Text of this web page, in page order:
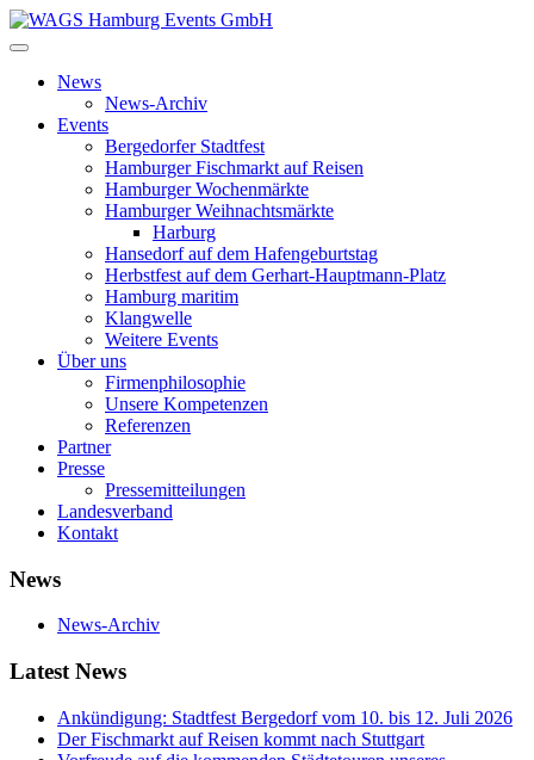
News
News-Archiv
Events
Bergedorfer Stadtfest
Hamburger Fischmarkt auf Reisen
Hamburger Wochenmärkte
Hamburger Weihnachtsmärkte
Harburg
Hansedorf auf dem Hafengeburtstag
Herbstfest auf dem Gerhart-Hauptmann-Platz
Hamburg maritim
Klangwelle
Weitere Events
Über uns
Firmenphilosophie
Unsere Kompetenzen
Referenzen
Partner
Presse
Pressemitteilungen
Landesverband
Kontakt
News
News-Archiv
Latest News
Ankündigung: Stadtfest Bergedorf vom 10. bis 12. Juli 2026
Der Fischmarkt auf Reisen kommt nach Stuttgart